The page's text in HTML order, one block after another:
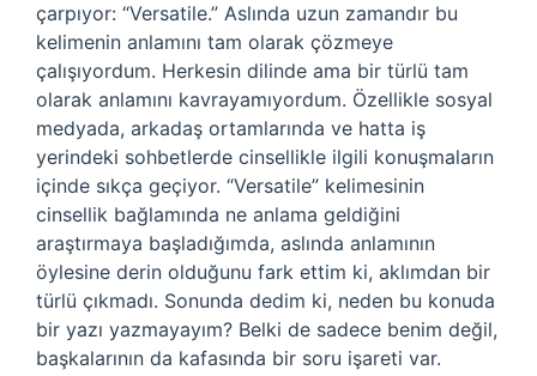
çarpıyor: “Versatile.” Aslında uzun zamandır bu
kelimenin anlamını tam olarak çözmeye
çalışıyordum. Herkesin dilinde ama bir türlü tam
olarak anlamını kavrayamıyordum. Özellikle sosyal
medyada, arkadaş ortamlarında ve hatta iş
yerindeki sohbetlerde cinsellikle ilgili konuşmaların
içinde sıkça geçiyor. “Versatile” kelimesinin
cinsellik bağlamında ne anlama geldiğini
araştırmaya başladığımda, aslında anlamının
öylesine derin olduğunu fark ettim ki, aklımdan bir
türlü çıkmadı. Sonunda dedim ki, neden bu konuda
bir yazı yazmayayım? Belki de sadece benim değil,
başkalarının da kafasında bir soru işareti var.